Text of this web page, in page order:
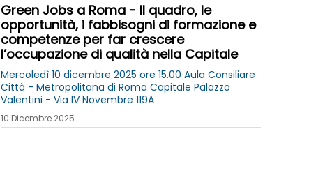
Green Jobs a Roma - Il quadro, le
opportunità, i fabbisogni di formazione e
competenze per far crescere
l’occupazione di qualità nella Capitale
Mercoledì 10 dicembre 2025 ore 15.00 Aula Consiliare
Città - Metropolitana di Roma Capitale Palazzo
Valentini - Via IV Novembre 119A
10 Dicembre 2025